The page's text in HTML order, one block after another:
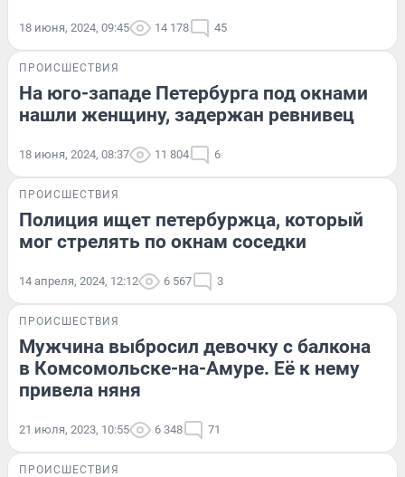
18 июня, 2024, 09:45 14 178 45
ПРОИСШЕСТВИЯ
На юго-западе Петербурга под окнами
нашли женщину, задержан ревнивец
18 июня, 2024, 08:37 11 804 6
ПРОИСШЕСТВИЯ
Полиция ищет петербуржца, который
мог стрелять по окнам соседки
14 апреля, 2024, 12:12 6 567 3
ПРОИСШЕСТВИЯ
Мужчина выбросил девочку с балкона
в Комсомольске-на-Амуре. Её к нему
привела няня
21 июля, 2023, 10:55 6 348 71
ПРОИСШЕСТВИЯ